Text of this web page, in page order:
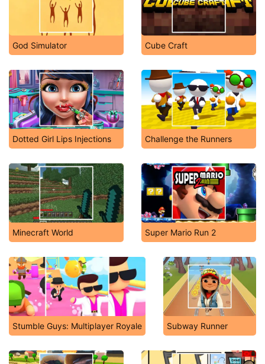
God Simulator Cube Craft
Dotted Girl Lips Injections Challenge the Runners
Minecraft World Super Mario Run 2
Stumble Guys: Multiplayer Royale Subway Runner